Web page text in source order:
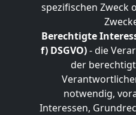
spezifischen Zweck
Berechtigte
f) DSGVO)- die
der
notwendig,
Interessen,